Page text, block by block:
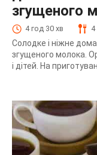
згущеного
4 год 30 хв 4
Солодке і ніжне
згущеного молока.
і дітей. На